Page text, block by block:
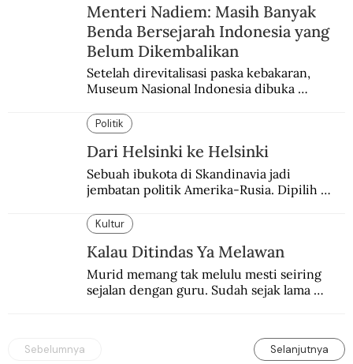
Menteri Nadiem: Masih Banyak
Benda Bersejarah Indonesia yang
Belum Dikembalikan
Setelah direvitalisasi paska kebakaran,
Museum Nasional Indonesia dibuka
Pameran Repatriasi 2024.
Politik
Dari Helsinki ke Helsinki
Sebuah ibukota di Skandinavia jadi
jembatan politik Amerika-Rusia. Dipilih
Kultur
Kalau Ditindas Ya Melawan
Murid memang tak melulu mesti seiring
sejalan dengan guru. Sudah sejak lama
Sebelumnya Selanjutnya